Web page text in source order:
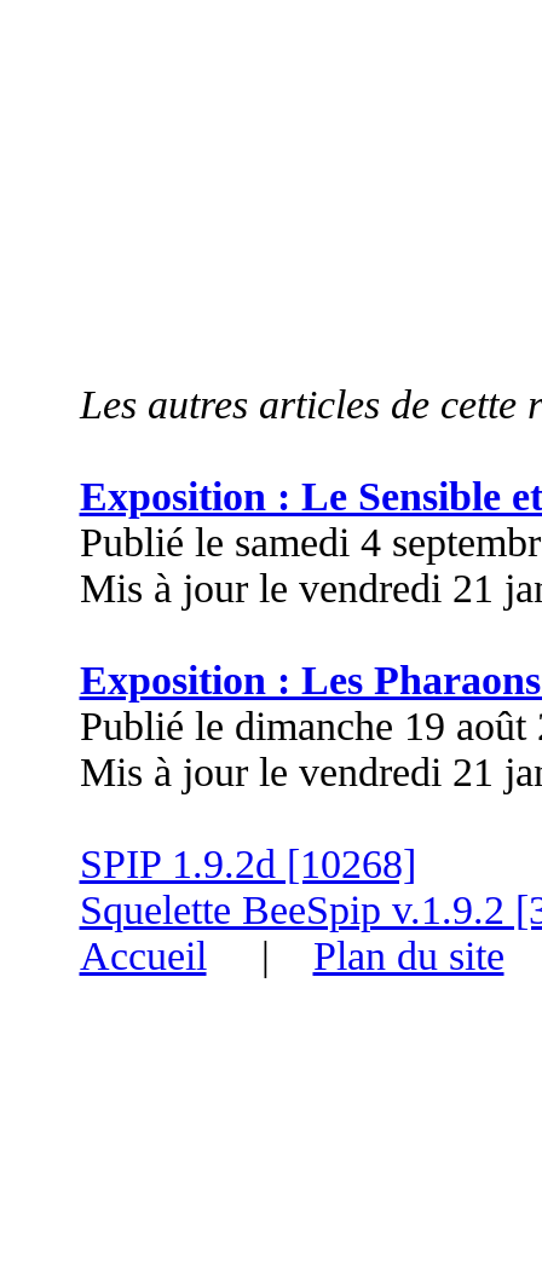
Les autres articles de cette
Exposition : Le Sensible
Publié le samedi 4
Mis à jour le vendredi 21
Exposition : Les
Publié le dimanche 19
Mis à jour le vendredi 21
SPIP 1.9.2d [10268]
Squelette BeeSpip v.1.9.2
Accueil | Plan du site